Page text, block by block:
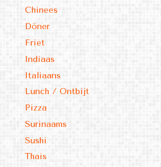
Chinees
Döner
Friet
Indiaas
Italiaans
Lunch / Ontbijt
Pizza
Surinaams
Sushi
Thais